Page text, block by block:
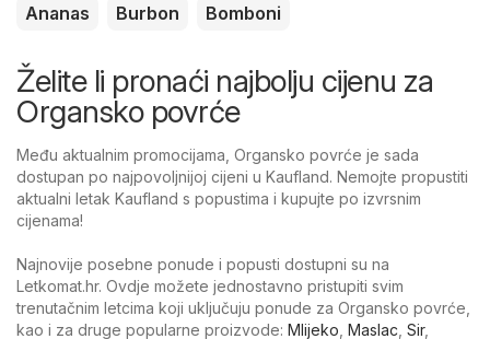
Ananas
Burbon Bomboni
Želite li pronaći najbolju cijenu za
Organsko povrće
Među aktualnim promocijama, Organsko povrće je sada
dostupan po najpovoljnijoj cijeni u Kaufland. Nemojte propustiti
aktualni letak Kaufland s popustima i kupujte po izvrsnim
cijenama!
Najnovije posebne ponude i popusti dostupni su na
Letkomat.hr. Ovdje možete jednostavno pristupiti svim
trenutačnim letcima koji uključuju ponude za Organsko povrće,
kao i za druge popularne proizvode: Mlijeko Maslac Sir,